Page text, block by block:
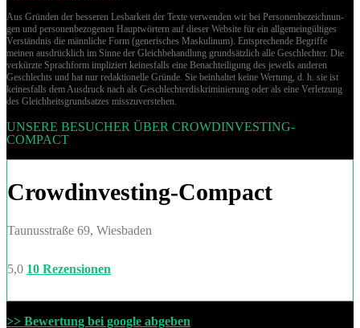
Aus Gründen der besseren Lesbarkeit der Texte verwenden wir bei Per­so­nen­be­zeich­nun­
gen und per­so­nen­be­zo­ge­nen Hauptwörtern auf dieser Website für ein allgemeingültiges
Verständnis die männliche Form (generisches Maskulinum). Entsprechende Begriffe
meinen ausdrücklich im Sinne der Gleichbehandlung grund­sätz­lich alle Geschlechter. Die
verkürzte Sprachform impliziert keinesfalls eine Benachteiligung des jeweils anderen
Geschlechts und hat nur redaktionelle Gründe. Sie beinhaltet keine Wertung, d. h. sie ist
keinesfalls dem Ausdruck nach als Geschlechterdiskriminierung oder als eine Verletzung
des Gleich­heits­grund­sat­zes misszuverstehen.
UNSERE BESUCHER ÜBER CROWDINVESTING-
COMPACT
Crowdinvesting-Compact
Taunusstraße 69, Wiesbaden
5,0 10 Rezensionen
>> Bewertung bei google abgeben